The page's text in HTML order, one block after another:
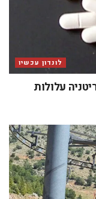
לונדון עכשיו
עלולות